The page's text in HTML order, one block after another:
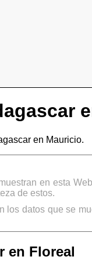
en Mauricio.
en esta
de estos.
los datos que se
en Floreal